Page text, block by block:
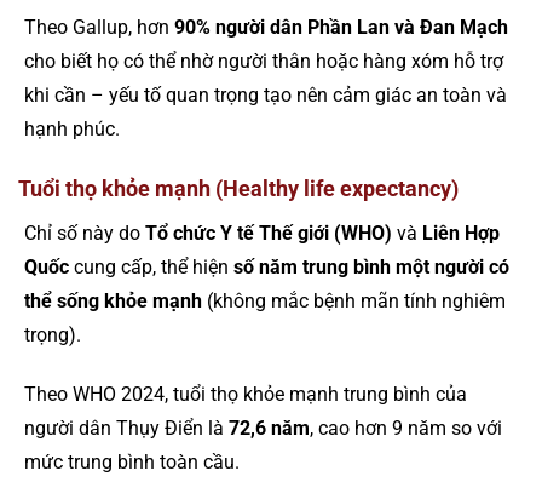
Theo Gallup, hơn 90% người dân Phần Lan và Đan Mạch
cho biết họ có thể nhờ người thân hoặc hàng xóm hỗ trợ
khi cần – yếu tố quan trọng tạo nên cảm giác an toàn và
hạnh phúc.
Tuổi thọ khỏe mạnh (Healthy life expectancy)
Chỉ số này do Tổ chức Y tế Thế giới (WHO) và Liên Hợp
Quốc cung cấp, thể hiện số năm trung bình một người có
thể sống khỏe mạnh (không mắc bệnh mãn tính nghiêm
trọng).
Theo WHO 2024, tuổi thọ khỏe mạnh trung bình của
người dân Thụy Điển là 72,6 năm, cao hơn 9 năm so với
mức trung bình toàn cầu.